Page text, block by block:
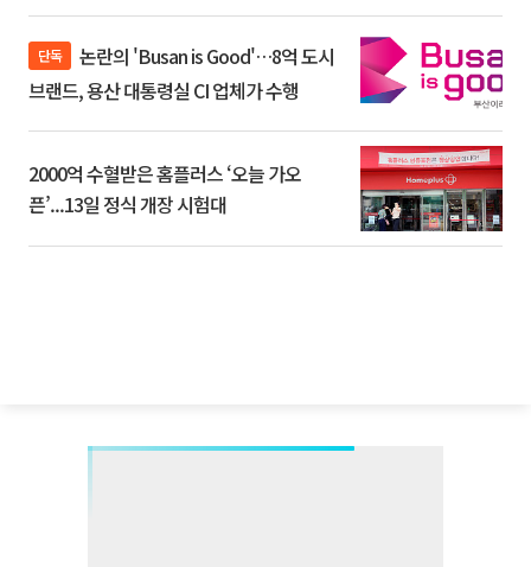
단독
브랜드, 용산 대통령실 CI 업체가 수행
2000억 수혈받은 홈플러스 ‘오늘 가오
픈’...13일 정식 개장 시험대